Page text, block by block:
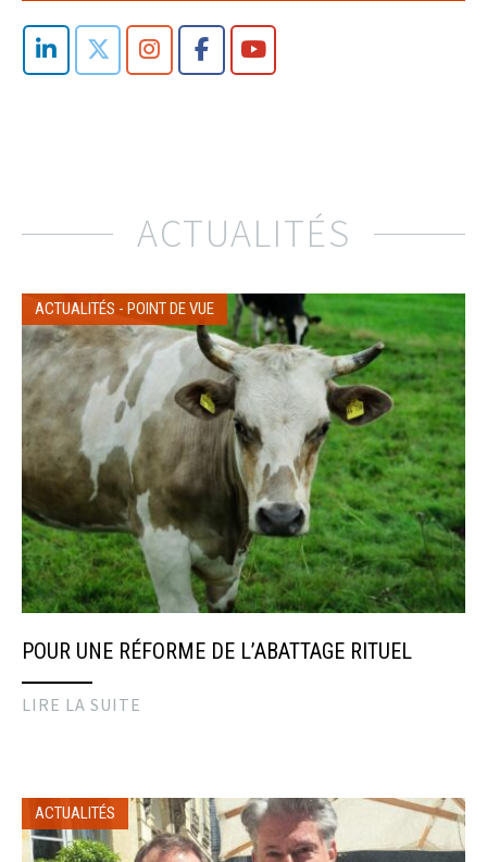
ACTUALITÉS
ACTUALITÉS - POINT DE VUE
POUR UNE RÉFORME DE L’ABATTAGE RITUEL
LIRE LA SUITE
ACTUALITÉS